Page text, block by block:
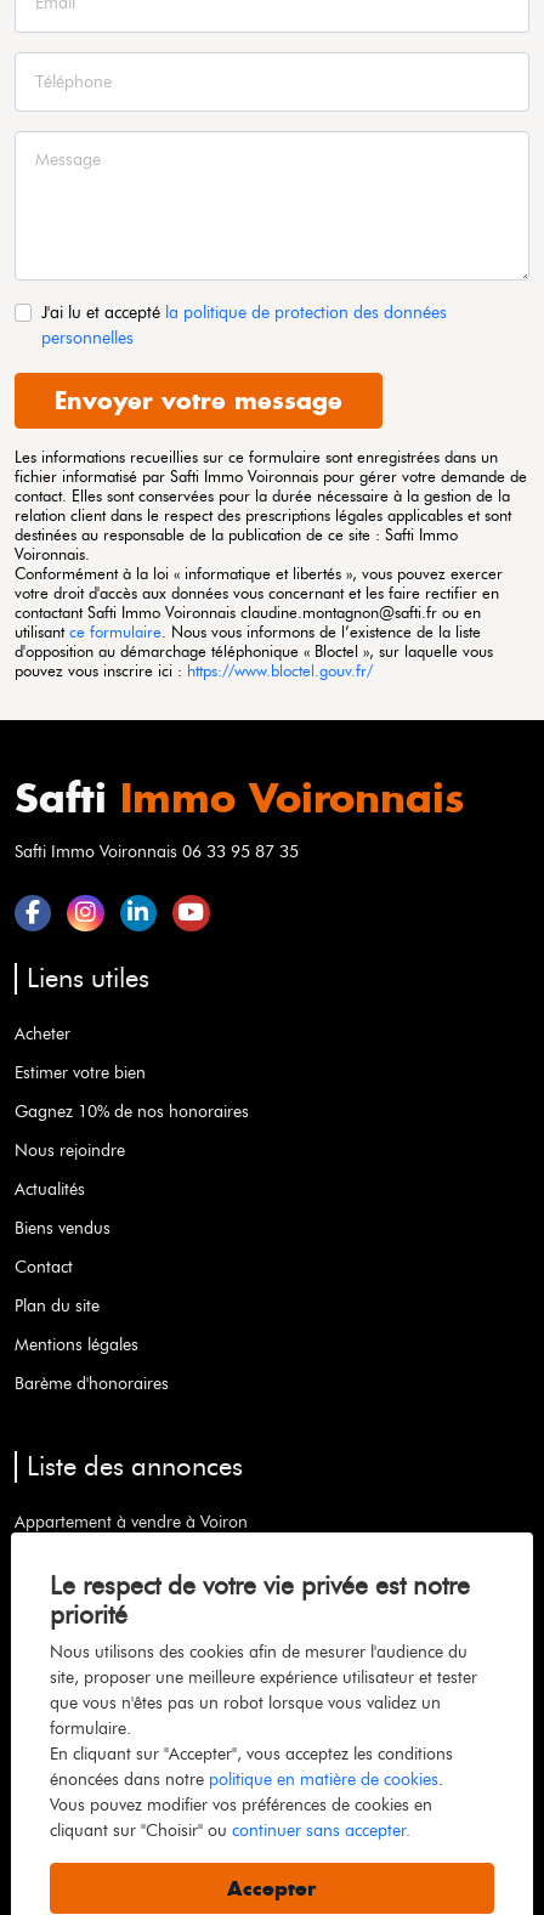
Le respect de votre vie privée est notre
priorité
Nous utilisons des cookies afin de mesurer l'audience du
site, proposer une meilleure expérience utilisateur et tester
que vous n'êtes pas un robot lorsque vous validez un
formulaire.
En cliquant sur "Accepter", vous acceptez les conditions
énoncées dans notre politique en matière de cookies.
Vous pouvez modifier vos préférences de cookies en
cliquant sur "Choisir" ou continuer sans accepter.
Accepter
J'ai lu et accepté la politique de protection des données
personnelles
Envoyer votre message
Les informations recueillies sur ce formulaire sont enregistrées dans un
fichier informatisé par Safti Immo Voironnais pour gérer votre demande de
contact. Elles sont conservées pour la durée nécessaire à la gestion de la
relation client dans le respect des prescriptions légales applicables et sont
destinées au responsable de la publication de ce site : Safti Immo
Voironnais
Conformément à la loi « informatique et libertés », vous pouvez exercer
votre droit d'accès aux données vous concernant et les faire rectifier en
contactant Safti Immo Voironnais claudine.montagnon@safti.fr ou en
utilisant ce formulaire . Nous vous informons de l’existence de la liste
d'opposition au démarchage téléphonique « Bloctel », sur laquelle vous
pouvez vous inscrire ici : https://www.bloctel.gouv.fr/
Safti Immo Voironnais
Safti Immo Voironnais 06 33 95 87 35
Liens utiles
Acheter
Estimer votre bien
Gagnez 10% de nos honoraires
Nous rejoindre
Actualités
Biens vendus
Contact
Plan du site
Mentions légales
Barème d'honoraires
Liste des annonces
Appartement à vendre à Voiron
Maison à vendre à Saint-etienne-de-crossey
Appartement à vendre à Grenoble
Appartement à vendre à Lans-en-vercors
Maison à vendre à La murette
Maison à vendre à Beaurepaire
Maison à vendre à Moirans
Maison à vendre à Saint-jean-de-moirans